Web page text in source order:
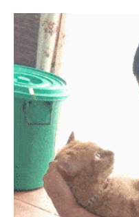
PECOアプリ